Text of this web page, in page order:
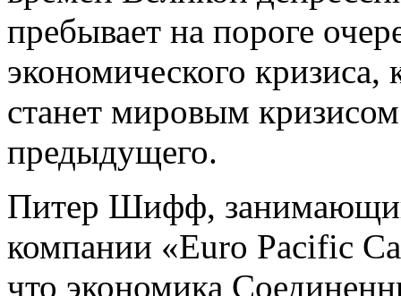
пребывает на пороге
экономического кризиса,
станет мировым
предыдущего.
Питер Шифф,
компании «Euro Pacific
что экономика